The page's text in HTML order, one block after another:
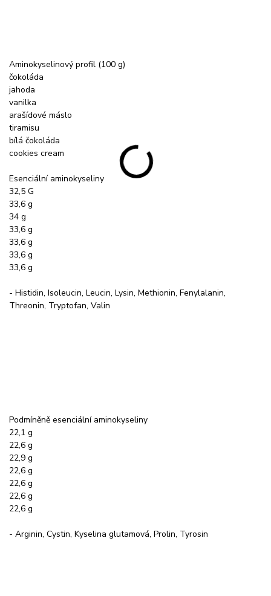
Aminokyselinový profil (100 g)
čokoláda
jahoda
vanilka
arašídové máslo
tiramisu
bílá čokoláda
cookies cream
Esenciální aminokyseliny
32,5 G
33,6 g
34 g
33,6 g
33,6 g
33,6 g
33,6 g
- Histidin, Isoleucin, Leucin, Lysin, Methionin, Fenylalanin,
Threonin, Tryptofan, Valin
Podmíněně esenciální aminokyseliny
22,1 g
22,6 g
22,9 g
22,6 g
22,6 g
22,6 g
22,6 g
- Arginin, Cystin, Kyselina glutamová, Prolin, Tyrosin